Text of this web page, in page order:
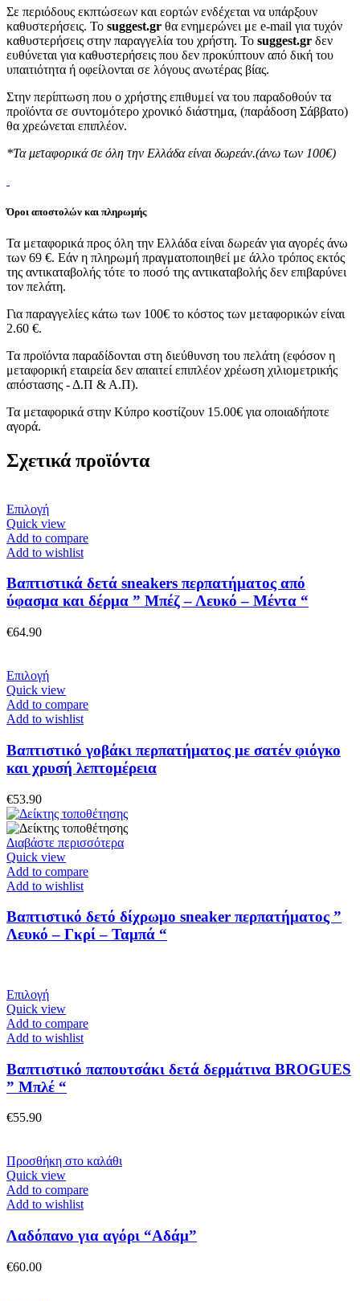
Σε περιόδους εκπτώσεων και εορτών ενδέχεται να υπάρξουν
καθυστερήσεις. Το suggest.gr θα ενημερώνει με e-mail για τυχόν
καθυστερήσεις στην παραγγελία του χρήστη. Το suggest.gr δεν
ευθύνεται για καθυστερήσεις που δεν προκύπτουν από δική του
υπαιτιότητα ή οφείλονται σε λόγους ανωτέρας βίας.
Στην περίπτωση που ο χρήστης επιθυμεί να του παραδοθούν τα
προϊόντα σε συντομότερο χρονικό διάστημα, (παράδοση Σάββατο)
θα χρεώνεται επιπλέον.
*Τα μεταφορικά σε όλη την Ελλάδα είναι δωρεάν.(άνω των 100€)
Όροι αποστολών και πληρωμής
Τα μεταφορικά προς όλη την Ελλάδα είναι δωρεάν για αγορές άνω
των 69 €. Εάν η πληρωμή πραγματοποιηθεί με άλλο τρόπος εκτός
της αντικαταβολής τότε το ποσό της αντικαταβολής δεν επιβαρύνει
τον πελάτη.
Για παραγγελίες κάτω των 100€ το κόστος των μεταφορικών είναι
2.60 €.
Τα προϊόντα παραδίδονται στη διεύθυνση του πελάτη (εφόσον η
μεταφορική εταιρεία δεν απαιτεί επιπλέον χρέωση χιλιομετρικής
απόστασης - Δ.Π & Α.Π).
Τα μεταφορικά στην Κύπρο κοστίζουν 15.00€ για οποιαδήποτε
αγορά.
Σχετικά προϊόντα
ΕπιλογήΑυτό
το
προϊόν
έχει
παραλλαγές.
επιλογές
σελίδα
του
προϊόντος
Quick view
Add to compare
Add to wishlist
Βαπτιστικά δετά sneakers περπατήματος από
ύφασμα και δέρμα ” Μπέζ – Λευκό – Μέντα “
€64.90
ΕπιλογήΑυτό
το
προϊόν
έχει
παραλλαγές.
Οι
επιλογές
επιλεγούν
στη
σελίδα
του
προϊόντος
Quick view
Add to compare
Add to wishlist
Βαπτιστικό γοβάκι περπατήματος με σατέν φιόγκο
και χρυσή λεπτομέρεια
€53.90
Διαβάστε περισσότερα
Quick view
Add to compare
Add to wishlist
Βαπτιστικό δετό δίχρωμο sneaker περπατήματος ”
Λευκό – Γκρί – Ταμπά “
ΕπιλογήΑυτό
το
προϊόν
έχει
παραλλαγές.
Οι
επιλογές
σελίδα
του
προϊόντος
Quick view
Add to compare
Add to wishlist
Βαπτιστικό παπουτσάκι δετά δερμάτινα BROGUES
” Μπλέ “
€55.90
Προσθήκη στο καλάθι
Quick view
Add to compare
Add to wishlist
Λαδόπανο για αγόρι “Αδάμ”
€60.00